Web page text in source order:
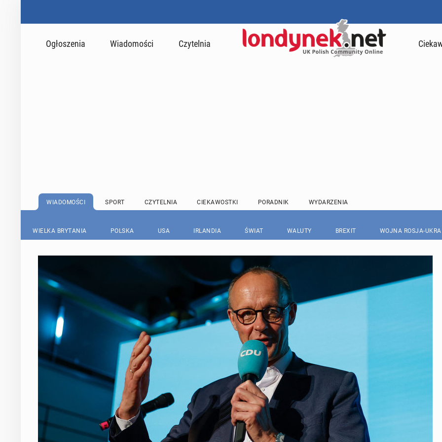
Ogłoszenia Wiadomości Czytelnia
WIADOMOŚCI SPORT CZYTELNIA CIEKAWOSTKI PORADNIK WYDARZENIA
WIELKA BRYTANIA POLSKA USA IRLANDIA ŚWIAT WALUTY BREXIT WOJNA ROSJA-